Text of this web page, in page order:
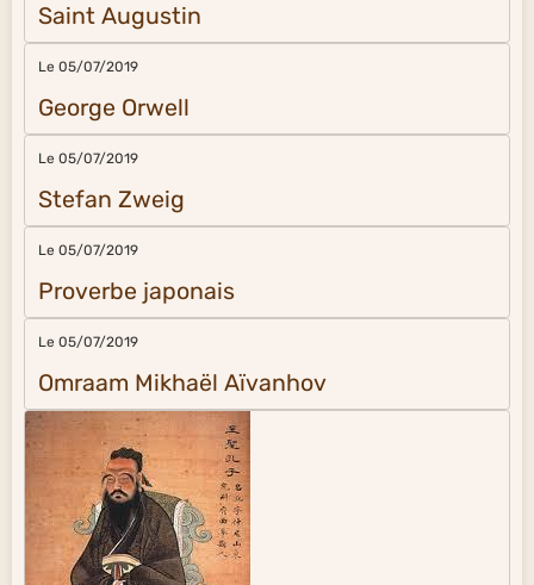
Saint Augustin
Le 05/07/2019
George Orwell
Le 05/07/2019
Stefan Zweig
Le 05/07/2019
Proverbe japonais
Le 05/07/2019
Omraam Mikhaël Aïvanhov